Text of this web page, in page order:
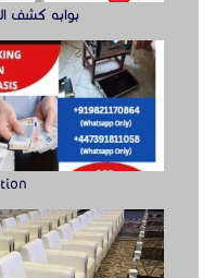
كراسي حضور